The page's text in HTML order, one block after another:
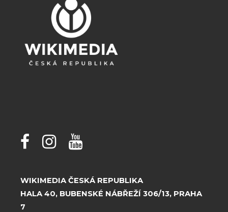
WIKIMEDIA ČESKÁ REPUBLIKA
HALA 40, BUBENSKÉ NÁBŘEŽÍ 306/13, PRAHA
7